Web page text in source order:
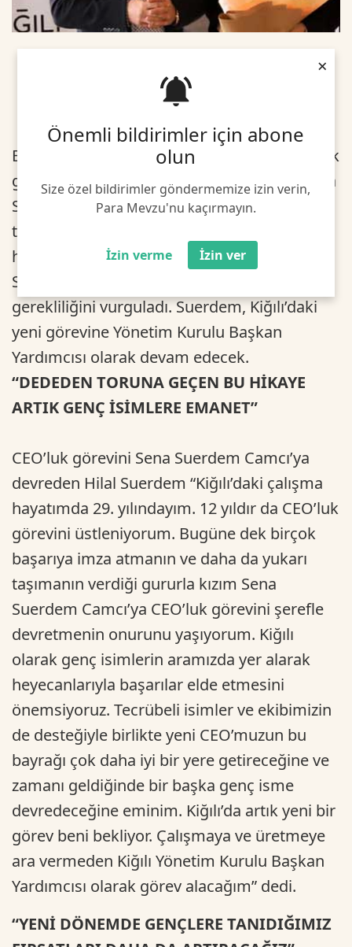
Önemli bildirimler için abone
olun
Size özel bildirimler göndermemize izin verin,
Para Mevzu'nu kaçırmayın.
İzin verme İzin ver
×
Erkek giyim markası Kiğılı’da 12 yıldır CEO’luk
görevini üstlenen Hilal Suerdem, göreci Sena
Suerdem Camcı’ya devretti. Düzenlenen
törende gençlere fırsat tanımanın Kiğılı için
her dönem önemli olduğuna değinen Hilal
Suerdem, değişimin ve yenilenmenin
gerekliliğini vurguladı. Suerdem, Kiğılı’daki
yeni görevine Yönetim Kurulu Başkan
Yardımcısı olarak devam edecek.
“DEDEDEN TORUNA GEÇEN BU HİKAYE
ARTIK GENÇ İSİMLERE EMANET”
CEO’luk görevini Sena Suerdem Camcı’ya
devreden Hilal Suerdem “Kiğılı’daki çalışma
hayatımda 29. yılındayım. 12 yıldır da CEO’luk
görevini üstleniyorum. Bugüne dek birçok
başarıya imza atmanın ve daha da yukarı
taşımanın verdiği gururla kızım Sena
Suerdem Camcı’ya CEO’luk görevini şerefle
devretmenin onurunu yaşıyorum. Kiğılı
olarak genç isimlerin aramızda yer alarak
heyecanlarıyla başarılar elde etmesini
önemsiyoruz. Tecrübeli isimler ve ekibimizin
de desteğiyle birlikte yeni CEO’muzun bu
bayrağı çok daha iyi bir yere getireceğine ve
zamanı geldiğinde bir başka genç isme
devredeceğine eminim. Kiğılı’da artık yeni bir
görev beni bekliyor. Çalışmaya ve üretmeye
ara vermeden Kiğılı Yönetim Kurulu Başkan
Yardımcısı olarak görev alacağım” dedi.
“YENİ DÖNEMDE GENÇLERE TANIDIĞIMIZ